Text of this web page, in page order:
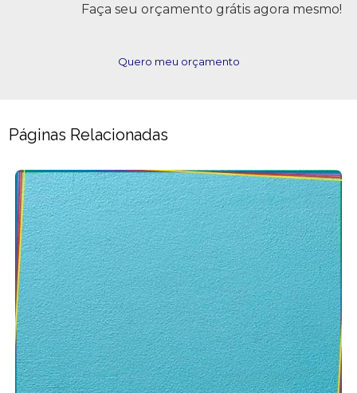
Faça seu orçamento grátis agora mesmo!
Quero meu orçamento
Páginas Relacionadas